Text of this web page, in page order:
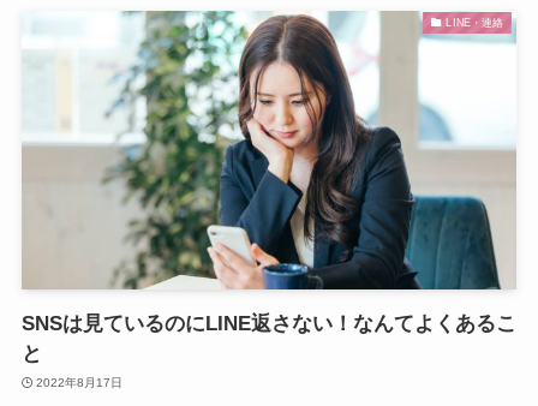
LINE・連絡
SNSは見ているのにLINE返さない！なんてよくあるこ
と
2022年8月17日